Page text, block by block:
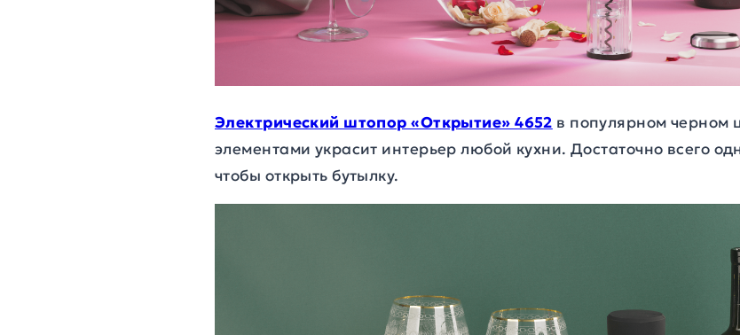
Электрический штопор «Открытие» 4652 в популярном черном
элементами украсит интерьер любой кухни. Достаточно всего
чтобы открыть бутылку.